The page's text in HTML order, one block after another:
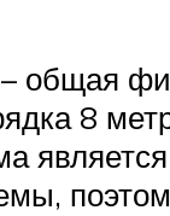
общая
8